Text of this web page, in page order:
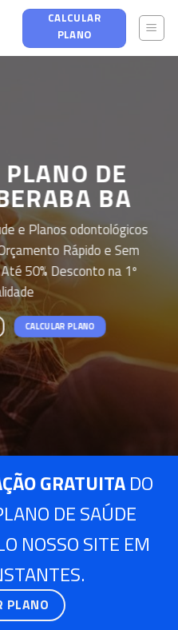
CALCULAR
PLANO
DE
BA
e Planos odontológicos
Rápido e Sem
50% Desconto na 1º
CALCULAR PLANO
GRATUITADO
DE SAÚDE
NOSSO SITE EM
PLANO